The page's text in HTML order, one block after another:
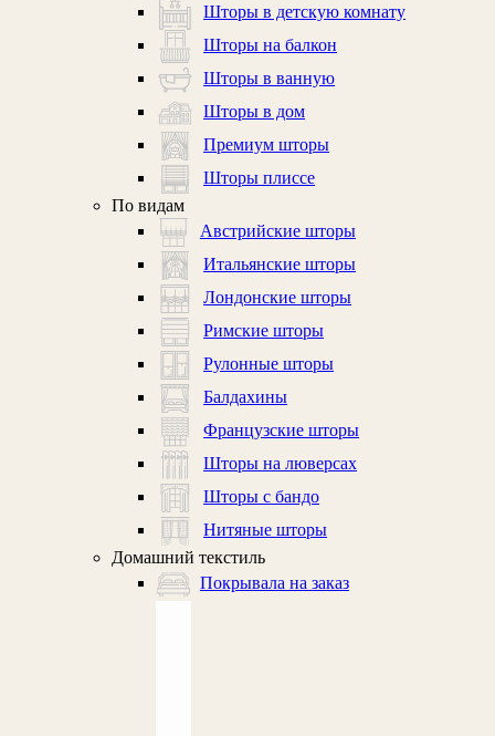
Шторы в детскую комнату
Шторы на балкон
Шторы в ванную
Шторы в дом
Премиум шторы
Шторы плиссе
По видам
Австрийские шторы
Итальянские шторы
Лондонские шторы
Римские шторы
Рулонные шторы
Балдахины
Французские шторы
Шторы на люверсах
Шторы с бандо
Нитяные шторы
Домашний текстиль
Покрывала на заказ